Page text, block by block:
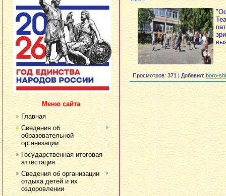
Меню сайта
Главная
Сведения об
образовательной
организации
Государственная итоговая
аттестация
Сведения об организации
отдыха детей и их
оздоровлении
Просмотров: 371 | Добавил: boro-